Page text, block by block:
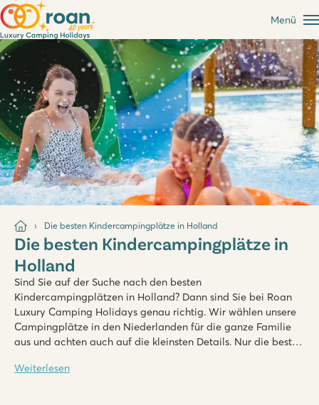
Menü
Die besten Kindercampingplätze in Holland
Die besten Kindercampingplätze in
Holland
Sind Sie auf der Suche nach den besten
Kindercampingplätzen in Holland? Dann sind Sie bei Roan
Luxury Camping Holidays genau richtig. Wir wählen unsere
Campingplätze in den Niederlanden für die ganze Familie
aus und achten auch auf die kleinsten Details. Nur die besten
ausgewählt.
Weiterlesen